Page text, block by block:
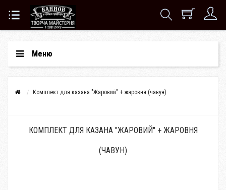
Меню
Комплект для казана "Жаровий" + жаровня (чавун)
КОМПЛЕКТ ДЛЯ КАЗАНА "ЖАРОВИЙ" + ЖАРОВНЯ
(ЧАВУН)